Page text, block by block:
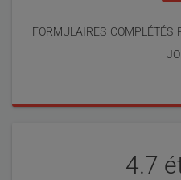
formulaires complétés
4.7